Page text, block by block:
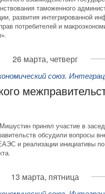
таможенного
развития интегрированной
потребителей и
26 марта, четверг
союз.
принял участие в
обсудили вопросы
и реализации инициативы по
13 марта, пятница